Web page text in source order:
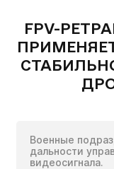
FPV-
Военные
дальности
видеосигнала.
Чтобы не ждать,
+380